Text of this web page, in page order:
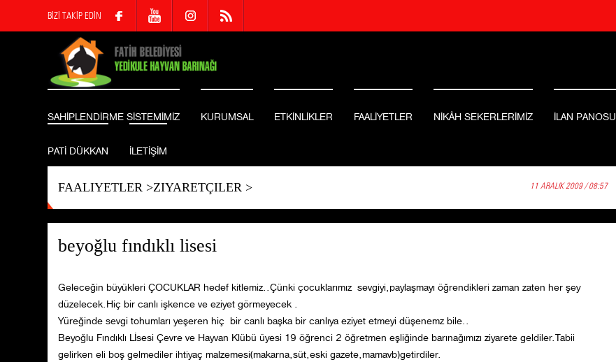
BİZİ TAKİP EDİN
SAHİPLENDİRME SİSTEMİMİZ KURUMSAL ETKİNLİKLER FAALİYETLER NİKÂH SEKERLERİMİZ İLAN PANOSU
PATİ DÜKKAN İLETİŞİM
FAALIYETLER>ZIYARETÇILER> 11 ARALIK 2009 / 08:57
beyoğlu fındıklı lisesi
Geleceğin büyükleri ÇOCUKLAR hedef kitlemiz..Çünki çocuklarımız sevgiyi,paylaşmayı öğrendikleri zaman zaten her şey
düzelecek.Hiç bir canlı işkence ve eziyet görmeyecek .
Yüreğinde sevgi tohumları yeşeren hiç bir canlı başka bir canlıya eziyet etmeyi düşenemz bile..
Beyoğlu Fındıklı Lİsesi Çevre ve Hayvan Klübü üyesi 19 öğrenci 2 öğretmen eşliğinde barınağımızı ziyarete geldiler.Tabii
gelirken eli boş gelmediler ihtiyaç malzemesi(makarna,süt,eski gazete,mamavb)getirdiler.